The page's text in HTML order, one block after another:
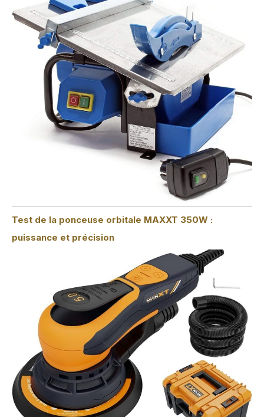
Test de la ponceuse orbitale MAXXT 350W :
puissance et précision